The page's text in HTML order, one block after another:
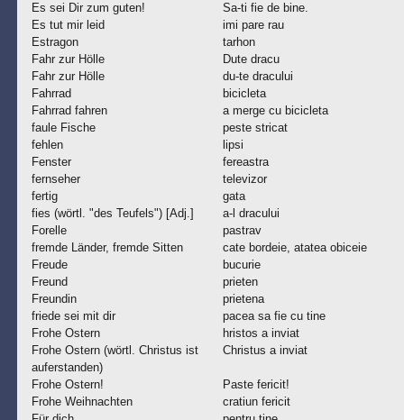
Es sei Dir zum guten!
Sa-ti fie de bine.
Es tut mir leid
imi pare rau
Estragon
tarhon
Fahr zur Hölle
Dute dracu
Fahr zur Hölle
du-te dracului
Fahrrad
bicicleta
Fahrrad fahren
a merge cu bicicleta
faule Fische
peste stricat
fehlen
lipsi
Fenster
fereastra
fernseher
televizor
fertig
gata
fies (wörtl. "des Teufels") [Adj.]
a-l dracului
Forelle
pastrav
fremde Länder, fremde Sitten
cate bordeie, atatea obiceie
Freude
bucurie
Freund
prieten
Freundin
prietena
friede sei mit dir
pacea sa fie cu tine
Frohe Ostern
hristos a inviat
Frohe Ostern (wörtl. Christus ist
auferstanden)
Christus a inviat
Frohe Ostern!
Paste fericit!
Frohe Weihnachten
cratiun fericit